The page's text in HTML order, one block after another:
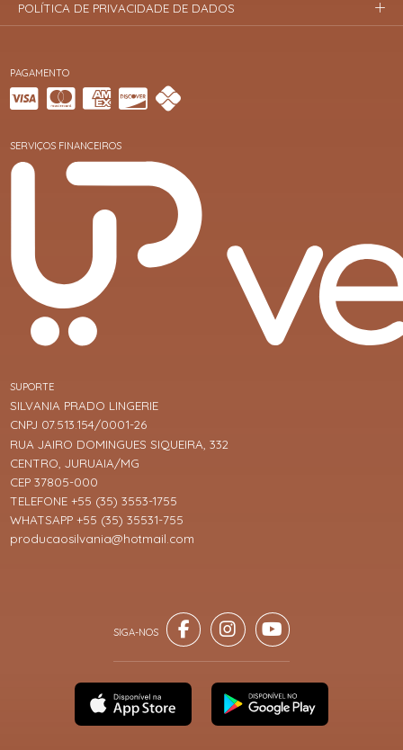
PAGAMENTO
SERVIÇOS FINANCEIROS
SUPORTE
SILVANIA PRADO LINGERIE
CNPJ 07.513.154/0001-26
RUA JAIRO DOMINGUES SIQUEIRA, 332
CENTRO, JURUAIA/MG
CEP 37805-000
TELEFONE +55 (35) 3553-1755
WHATSAPP +55 (35) 35531-755
producaosilvania@hotmail.com
POLÍTICA DE PRIVACIDADE DE DADOS